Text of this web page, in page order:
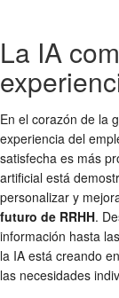
La IA
En el corazón de la
experiencia del
satisfecha es más
artificial está
personalizar y
futuro de RRHH.
información hasta
la IA está creando
las necesidades